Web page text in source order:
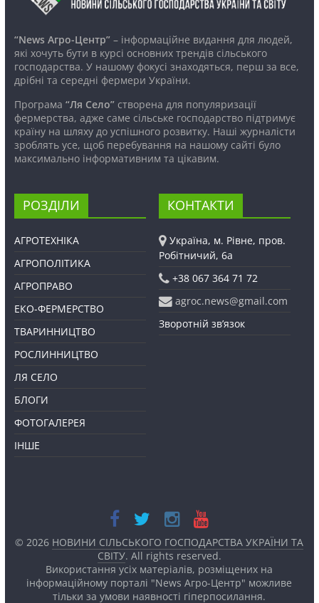
“News Агро-Центр”– інформаційне видання для людей,
які хочуть бути в курсі основних трендів сільського
господарства. У нашому фокусі знаходяться, перш за все,
дрібні та середні фермери України.
Програма “Ля Село”створена для популяризації
фермерства, адже саме сільське господарство підтримує
країну на шляху до успішного розвитку. Наші журналісти
зроблять усе, щоб перебування на нашому сайті було
максимально інформативним та цікавим.
РОЗДІЛИ
АГРОТЕХНІКА
АГРОПОЛІТИКА
АГРОПРАВО
ЕКО-ФЕРМЕРСТВО
ТВАРИННИЦТВО
РОСЛИННИЦТВО
ЛЯ СЕЛО
БЛОГИ
ФОТОГАЛЕРЕЯ
ІНШЕ
КОНТАКТИ
Україна, м. Рівне, пров.
Робітничий, 6а
+38 067 364 71 72
agroc.news@gmail.com
Зворотній зв’язок
© 2026 НОВИНИ СІЛЬСЬКОГО ГОСПОДАРСТВА УКРАЇНИ ТА
СВІТУ. All rights reserved.
Використання усіх матеріалів, розміщених на
інформаційному порталі "News Агро-Центр" можливе
тільки за умови наявності гіперпосилання.